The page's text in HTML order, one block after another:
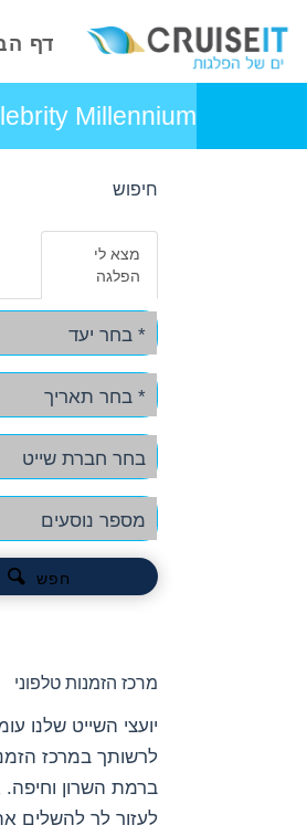
דף
Millennium
חיפוש
מצא לי
הפלגה
* בחר יעד
* בחר תאריך
בחר חברת שייט
מספר נוסעים
חפש
מרכז הזמנות טלפוני
יועצי השייט שלנו
לרשותך במרכז
ברמת השרון
לעזור לך להשלים